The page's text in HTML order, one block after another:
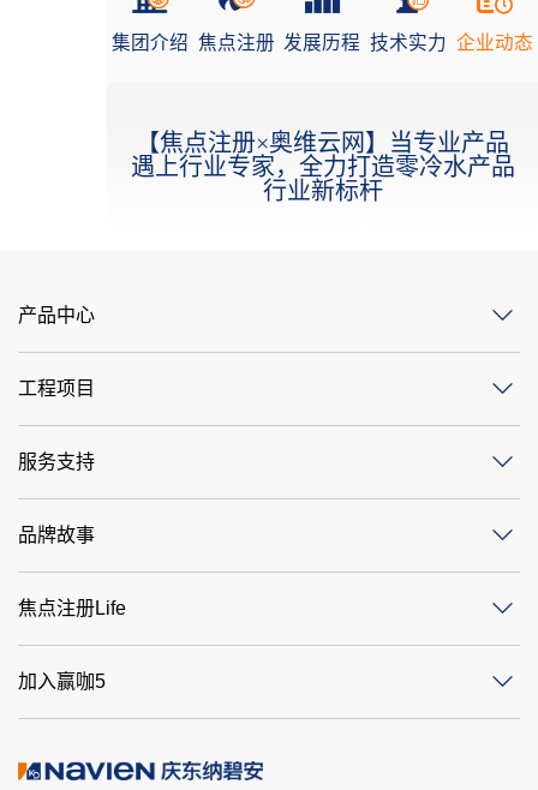
集团介绍 焦点注册 发展历程 技术实力 企业动态
【焦点注册×奥维云网】当专业产品
遇上行业专家，全力打造零冷水产品
行业新标杆
产品中心
工程项目
服务支持
品牌故事
焦点注册Life
加入赢咖5